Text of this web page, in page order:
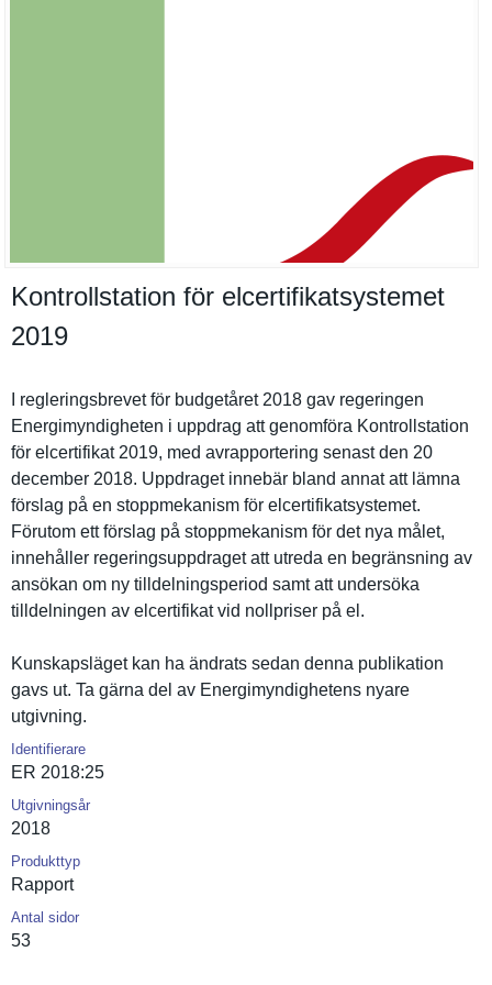
Kontrollstation för elcertifikatsystemet
2019
I reglerings­brevet för budgetåret 2018 gav regeringen
Energimynd­igheten i uppdrag att genomföra Kontrollst­ation
för elcertifik­at 2019, med avrapporte­ring senast den 20
december 2018. Uppdraget innebär bland annat att lämna
förslag på en stoppmekan­ism för elcertifik­atsystemet.
Förutom ett förslag på stoppmekan­ism för det nya målet,
innehåller regeringsu­ppdraget att utreda en begränsnin­g av
ansökan om ny tilldelnin­gsperiod samt att undersöka
tilldelnin­gen av elcertifik­at vid nollpriser på el.
Kunskapslä­get kan ha ändrats sedan denna publikatio­n
gavs ut. Ta gärna del av Energimynd­ighetens nyare
utgivning.
Identifierare
ER 2018:25
Utgivningsår
2018
Produkttyp
Rapport
Antal sidor
53